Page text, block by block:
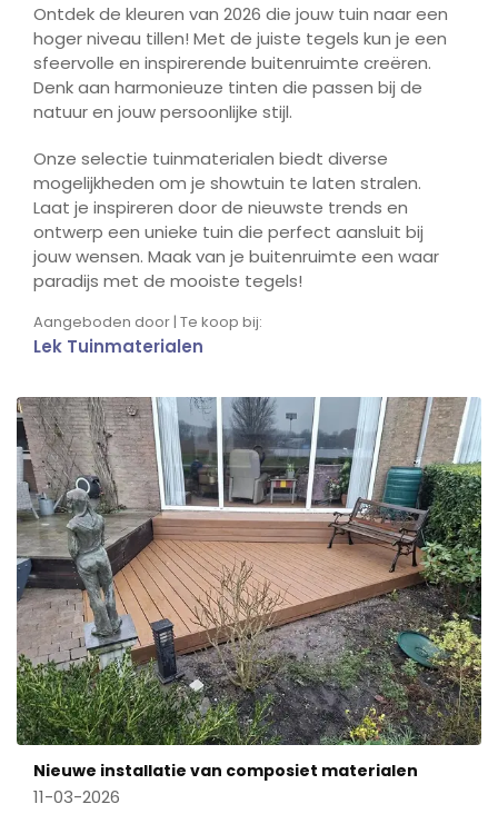
Ontdek de kleuren van 2026 die jouw tuin naar een
hoger niveau tillen! Met de juiste tegels kun je een
sfeervolle en inspirerende buitenruimte creëren.
Denk aan harmonieuze tinten die passen bij de
natuur en jouw persoonlijke stijl.
Onze selectie tuinmaterialen biedt diverse
mogelijkheden om je showtuin te laten stralen.
Laat je inspireren door de nieuwste trends en
ontwerp een unieke tuin die perfect aansluit bij
jouw wensen. Maak van je buitenruimte een waar
paradijs met de mooiste tegels!
Aangeboden door | Te koop bij:
Lek Tuinmaterialen
Nieuwe installatie van composiet materialen
11-03-2026